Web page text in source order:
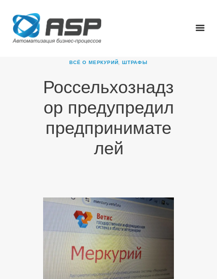
ВСЁ О МЕРКУРИЙ ШТРАФЫ
Россельхознадз
ор предупредил
предпринимате
лей
ГЛАВНАЯ
О КОМПАНИИ
НОВОСТИ